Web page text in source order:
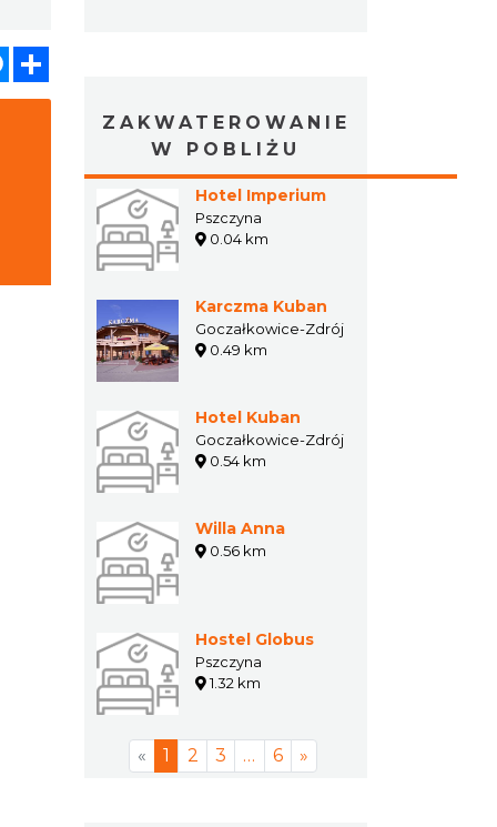
Messenger
ZAKWATEROWANIE
W POBLIŻU
Hotel Imperium
Pszczyna
0.04 km
Karczma Kuban
Goczałkowice-Zdrój
0.49 km
Hotel Kuban
Goczałkowice-Zdrój
0.54 km
Willa Anna
0.56 km
Hostel Globus
Pszczyna
1.32 km
« 1 2 3 … 6 »